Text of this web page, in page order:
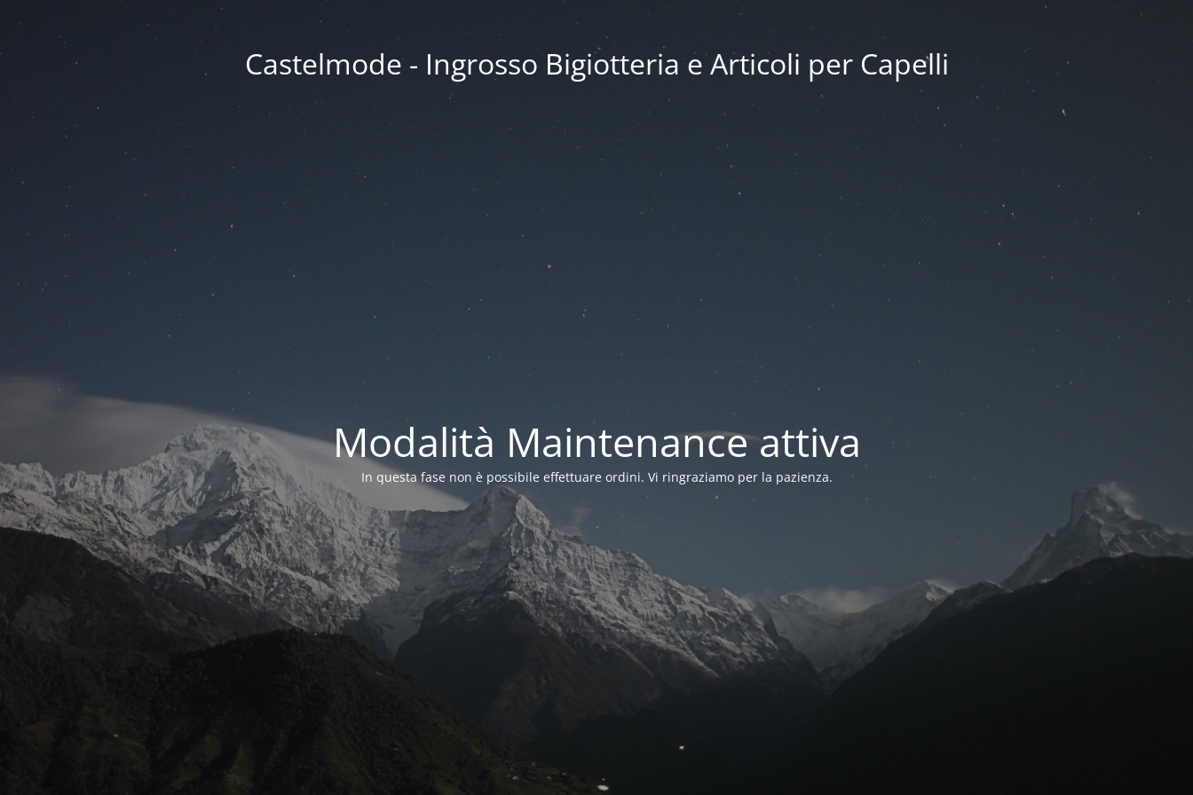
Castelmode - Ingrosso Bigiotteria e Articoli per Capelli
Modalità Maintenance attiva
In questa fase non è possibile effettuare ordini. Vi ringraziamo per la pazienza.